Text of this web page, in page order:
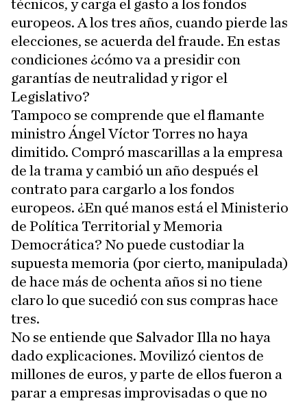
técnicos, y carga el gasto a los fondos
europeos. A los tres años, cuando pierde las
elecciones, se acuerda del fraude. En estas
condiciones ¿cómo va a presidir con
garantías de neutralidad y rigor el
Legislativo?
Tampoco se comprende que el flamante
ministro Ángel Víctor Torres no haya
dimitido. Compró mascarillas a la empresa
de la trama y cambió un año después el
contrato para cargarlo a los fondos
europeos. ¿En qué manos está el Ministerio
de Política Territorial y Memoria
Democrática? No puede custodiar la
supuesta memoria (por cierto, manipulada)
de hace más de ochenta años si no tiene
claro lo que sucedió con sus compras hace
tres.
No se entiende que Salvador Illa no haya
dado explicaciones. Movilizó cientos de
millones de euros, y parte de ellos fueron a
parar a empresas improvisadas o que no